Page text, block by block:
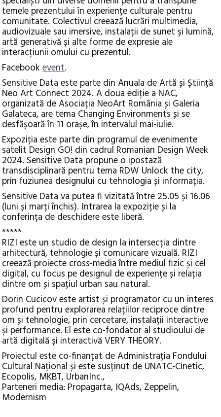
temele prezentului în experiențe culturale pentru
comunitate. Colectivul creează lucrări multimedia,
audiovizuale sau imersive, instalații de sunet și lumină,
artă generativă și alte forme de expresie ale
interacțiunii omului cu prezentul.
Facebookevent.
Sensitive Data este parte din Anuala de Artă și Știință
Neo Art Connect 2024. A doua ediție a NAC,
organizată de Asociația NeoArt România și Galeria
Galateca, are tema Changing Environments și se
desfășoară în 11 orașe, în intervalul mai-iulie.
Expoziția este parte din programul de evenimente
satelit Design GO! din cadrul Romanian Design Week
2024. Sensitive Data propune o ipostază
transdisciplinară pentru tema RDW Unlock the city,
prin fuziunea designului cu tehnologia și informația.
Sensitive Data va putea fi vizitată între 25.05 și 16.06
(luni și marți închis). Intrarea la expoziție și la
conferința de deschidere este liberă.
*****
RIZI este un studio de design la intersecția dintre
arhitectură, tehnologie și comunicare vizuală. RIZI
creează proiecte cross-media între mediul fizic și cel
digital, cu focus pe designul de experiențe și relația
dintre om și spațiul urban sau natural.
Dorin Cucicov este artist și programator cu un interes
profund pentru explorarea relațiilor reciproce dintre
om și tehnologie, prin cercetare, instalații interactive
și performance. El este co-fondator al studioului de
artă digitală și interactivă VERY THEORY.
Proiectul este co-finanțat de Administrația Fondului
Cultural Național și este susținut de UNATC-Cinetic,
Ecopolis, MKBT, UrbanInc.,
Parteneri media: Propagarta, IQAds, Zeppelin,
Modernism